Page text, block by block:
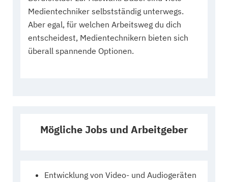
Medientechniker selbstständig unterwegs.
Aber egal, für welchen Arbeitsweg du dich
entscheidest, Medientechnikern bieten sich
überall spannende Optionen.
Mögliche Jobs und Arbeitgeber
Entwicklung von Video- und Audiogeräten